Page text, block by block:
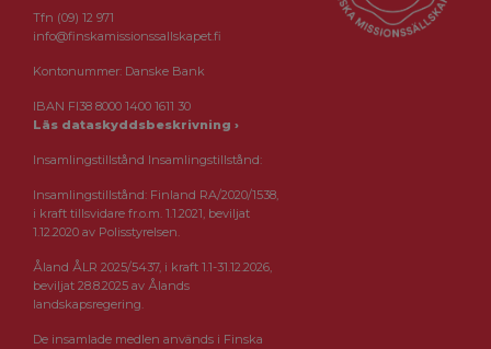
Tfn (09) 12 971
info@finskamissionssallskapet.fi
Kontonummer: Danske Bank
IBAN FI38 8000 1400 1611 30
Läs dataskyddsbeskrivning ›
Insamlingstillstånd Insamlingstillstånd:
Insamlingstillstånd: Finland RA/2020/1538,
i kraft tillsvidare fr.o.m. 1.1.2021, beviljat
1.12.2020 av Polisstyrelsen.
Åland ÅLR 2025/5437, i kraft 1.1-31.12.2026,
beviljat 28.8.2025 av Ålands
landskapsregering.
De insamlade medlen används i Finska